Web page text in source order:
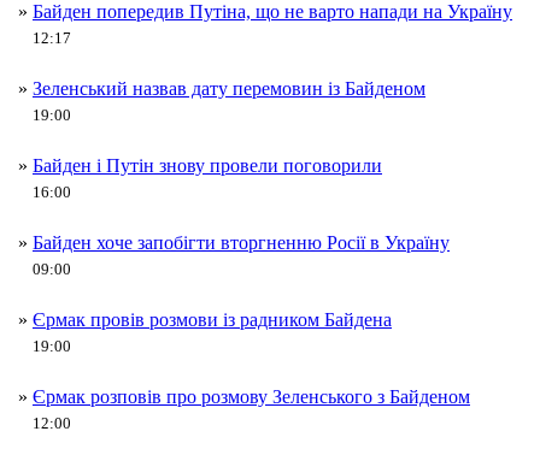
» Байден попередив Путіна, що не варто напади на Україну
12:17
» Зеленський назвав дату перемовин із Байденом
19:00
» Байден і Путін знову провели поговорили
16:00
» Байден хоче запобігти вторгненню Росії в Україну
09:00
» Єрмак провів розмови із радником Байдена
19:00
» Єрмак розповів про розмову Зеленського з Байденом
12:00